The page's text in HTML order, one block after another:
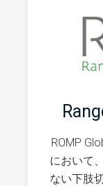
ROMP
において
ない下肢